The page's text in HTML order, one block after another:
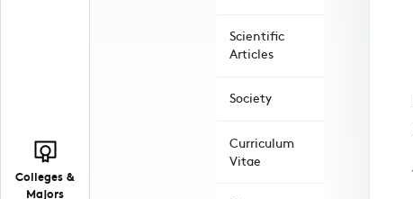
Colleges &
Majors
Scientific
Articles
Society
Curriculum
Vitae